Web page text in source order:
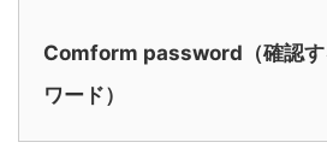
Comform password（確認す
ワード）